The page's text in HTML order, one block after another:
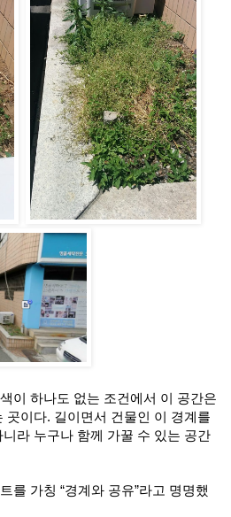
이 하나도 없는 조건에서 이 공간은
곳이다. 길이면서 건물인 이 경계를
라 누구나 함께 가꿀 수 있는 공간
를 가칭 “경계와 공유”라고 명명했